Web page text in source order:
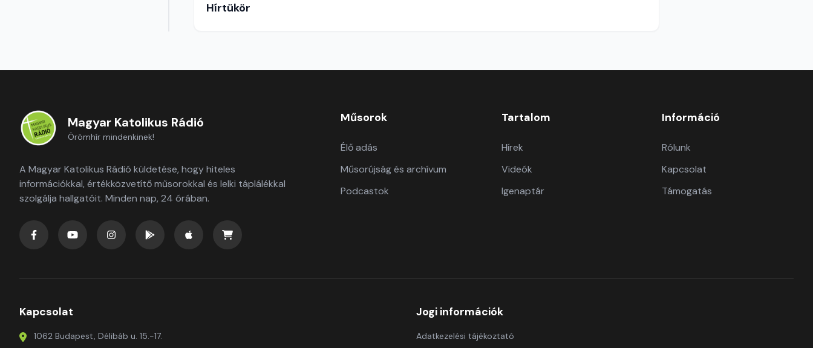
Hírtükör
Magyar Katolikus Rádió
Örömhír mindenkinek!
A Magyar Katolikus Rádió küldetése, hogy hiteles
információkkal, értékközvetítő műsorokkal és lelki táplálékkal
szolgálja hallgatóit. Minden nap, 24 órában.
Műsorok
Élő adás
Műsorújság és archívum
Podcastok
Tartalom
Hírek
Videók
Igenaptár
Információ
Rólunk
Kapcsolat
Támogatás
Kapcsolat
1062 Budapest, Délibáb u. 15.-17.
Jogi információk
Adatkezelési tájékoztató